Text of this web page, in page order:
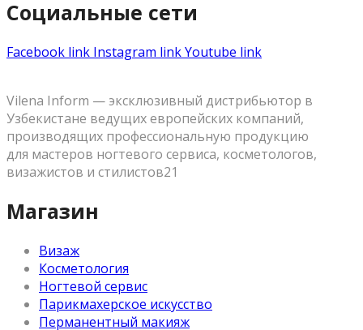
Социальные сети
Facebook link Instagram linkYoutube link
Vilena Inform — эксклюзивный дистрибьютор в
Узбекистане ведущих европейских компаний,
производящих профессиональную продукцию
для мастеров ногтевого сервиса, косметологов,
визажистов и стилистов21
Магазин
Визаж
Косметология
Ногтевой сервис
Парикмахерское искусство
Перманентный макияж